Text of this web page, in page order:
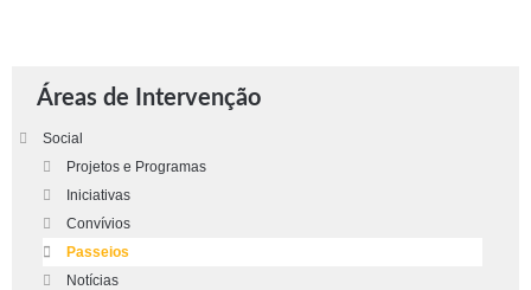
Áreas de Intervenção
Social
Projetos e Programas
Iniciativas
Convívios
Passeios
Notícias